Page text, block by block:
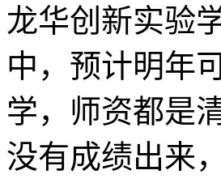
龙华创新实验
中，预计明年
学，师资都是
没有成绩出来